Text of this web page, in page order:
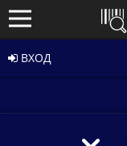
ВХОД